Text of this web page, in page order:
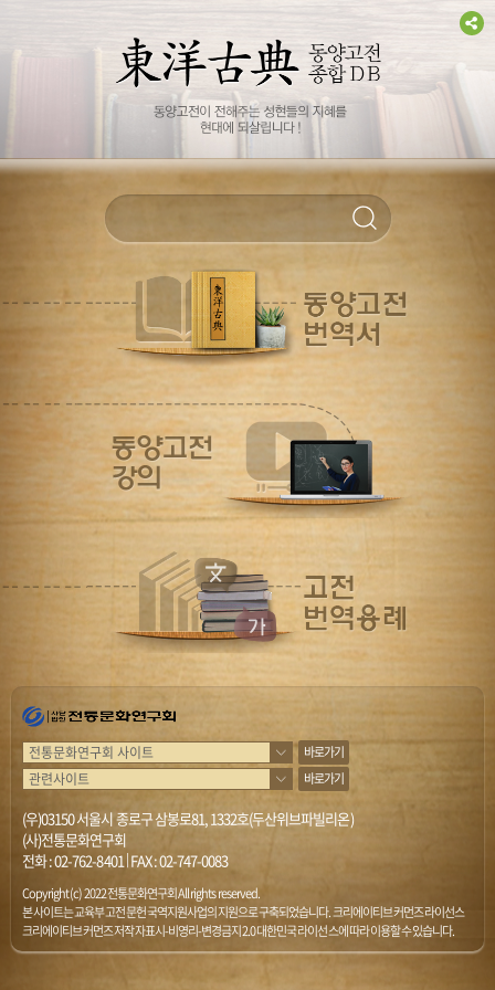
바로가기
바로가기
(우)03150 서울시 종로구 삼봉로81, 1332호(두산위브파빌리온)
(사)전통문화연구회
전화 :02-762-8401|FAX : 02-747-0083
Copyright (c) 2022 전통문화연구회 All rights reserved.
본 사이트는 교육부 고전문헌 국역지원사업의 지원으로 구축되었습니다. 크리에이티브 커먼즈 라이선스
크리에이티브 커먼즈 저작자표시-비영리-변경금지 2.0 대한민국 라이선스에 따라 이용할 수 있습니다.